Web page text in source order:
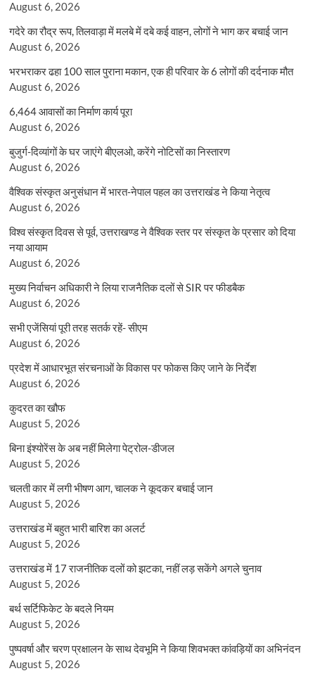
August 6, 2026
गदेरे का रौद्र रूप, तिलवाड़ा में मलबे में दबे कई वाहन, लोगों ने भाग कर बचाई जान
August 6, 2026
भरभराकर ढहा 100 साल पुराना मकान, एक ही परिवार के 6 लोगों की दर्दनाक मौत
August 6, 2026
6,464 आवासों का निर्माण कार्य पूरा
August 6, 2026
बुजुर्ग-दिव्यांगों के घर जाएंगे बीएलओ, करेंगे नोटिसों का निस्तारण
August 6, 2026
वैश्विक संस्कृत अनुसंधान में भारत-नेपाल पहल का उत्तराखंड ने किया नेतृत्व
August 6, 2026
विश्व संस्कृत दिवस से पूर्व, उत्तराखण्ड ने वैश्विक स्तर पर संस्कृत के प्रसार को दिया
नया आयाम
August 6, 2026
मुख्य निर्वाचन अधिकारी ने लिया राजनैतिक दलों से SIR पर फीडबैक
August 6, 2026
सभी एजेंसियां पूरी तरह सतर्क रहें- सीएम
August 6, 2026
प्रदेश में आधारभूत संरचनाओं के विकास पर फोकस किए जाने के निर्देश
August 6, 2026
कुदरत का खौफ
August 5, 2026
बिना इंश्योरेंस के अब नहीं मिलेगा पेट्रोल-डीजल
August 5, 2026
चलती कार में लगी भीषण आग, चालक ने कूदकर बचाई जान
August 5, 2026
उत्तराखंड में बहुत भारी बारिश का अलर्ट
August 5, 2026
उत्तराखंड में 17 राजनीतिक दलों को झटका, नहीं लड़ सकेंगे अगले चुनाव
August 5, 2026
बर्थ सर्टिफिकेट के बदले नियम
August 5, 2026
पुष्पवर्षा और चरण प्रक्षालन के साथ देवभूमि ने किया शिवभक्त कांवड़ियों का अभिनंदन
August 5, 2026